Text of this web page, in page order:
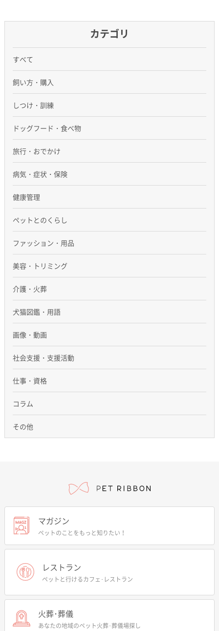
カテゴリ
すべて
飼い方・購入
しつけ・訓練
ドッグフード・食べ物
旅行・おでかけ
病気・症状・保険
健康管理
ペットとのくらし
ファッション・用品
美容・トリミング
介護・火葬
犬猫図鑑・用語
画像・動画
社会支援・支援活動
仕事・資格
コラム
その他
マガジン
ペットのことをもっと知りたい！
レストラン
ペットと行けるカフェ･レストラン
火葬･葬儀
あなたの地域のペット火葬･葬儀場探し